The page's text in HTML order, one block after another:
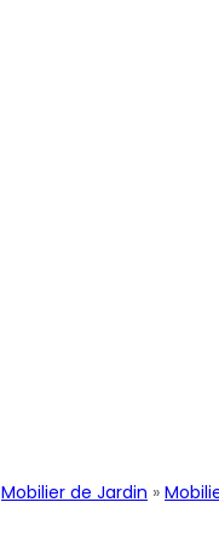
Mobilier de Jardin »